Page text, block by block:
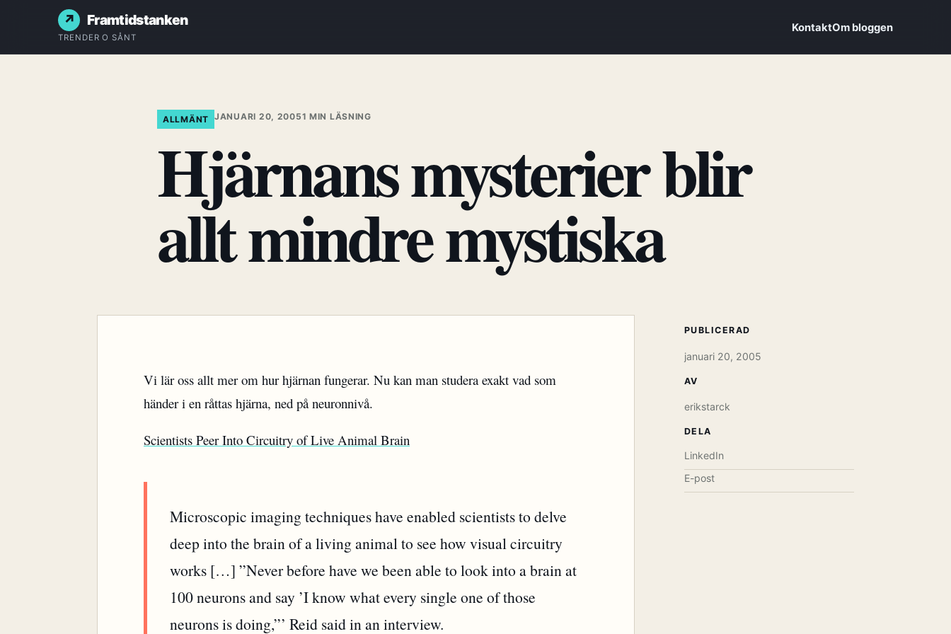
Framtidstanken
TRENDER O SÅNT
KontaktOm bloggen
ALLMÄNT JANUARI 20, 20051 MIN LÄSNING
Hjärnans mysterier blir
allt mindre mystiska
Vi lär oss allt mer om hur hjärnan fungerar. Nu kan man studera exakt vad som
händer i en råttas hjärna, ned på neuronnivå.
Scientists Peer Into Circuitry of Live Animal Brain
Microscopic imaging techniques have enabled scientists to delve
deep into the brain of a living animal to see how visual circuitry
works […] ”Never before have we been able to look into a brain at
100 neurons and say ’I know what every single one of those
neurons is doing,”’ Reid said in an interview.
PUBLICERAD
januari 20, 2005
AV
erikstarck
DELA
LinkedIn
E-post